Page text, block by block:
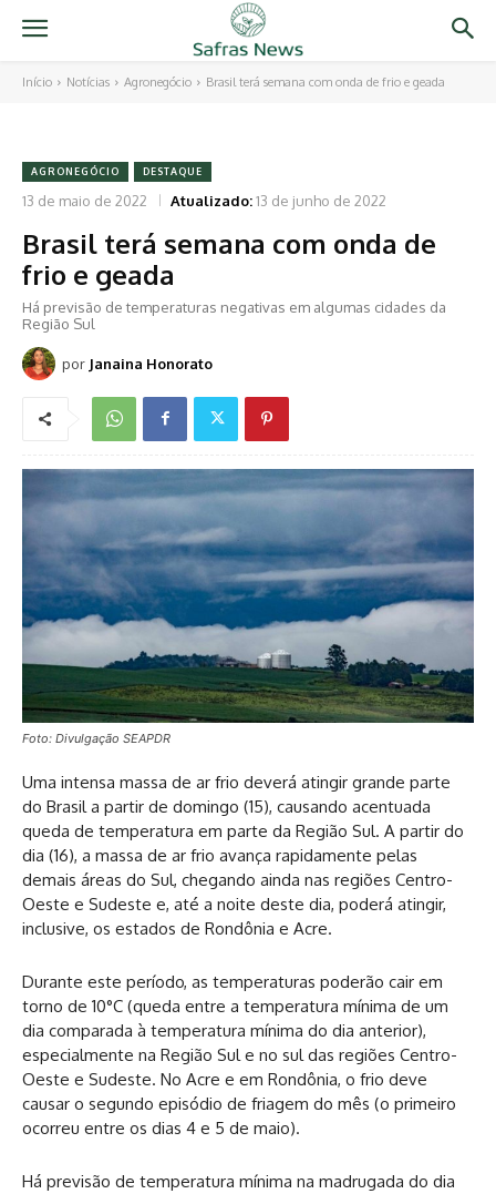
Início Notícias Agronegócio Brasil terá semana com onda de frio e geada
AGRONEGÓCIO DESTAQUE
13 de maio de 2022 Atualizado:13 de junho de 2022
Brasil terá semana com onda de
frio e geada
Há previsão de temperaturas negativas em algumas cidades da
Região Sul
por Janaina Honorato
Foto: Divulgação SEAPDR
Uma intensa massa de ar frio deverá atingir grande parte
do Brasil a partir de domingo (15), causando acentuada
queda de temperatura em parte da Região Sul. A partir do
dia (16), a massa de ar frio avança rapidamente pelas
demais áreas do Sul, chegando ainda nas regiões Centro-
Oeste e Sudeste e, até a noite deste dia, poderá atingir,
inclusive, os estados de Rondônia e Acre.
Durante este período, as temperaturas poderão cair em
torno de 10°C (queda entre a temperatura mínima de um
dia comparada à temperatura mínima do dia anterior),
especialmente na Região Sul e no sul das regiões Centro-
Oeste e Sudeste. No Acre e em Rondônia, o frio deve
causar o segundo episódio de friagem do mês (o primeiro
ocorreu entre os dias 4 e 5 de maio).
Há previsão de temperatura mínima na madrugada do dia